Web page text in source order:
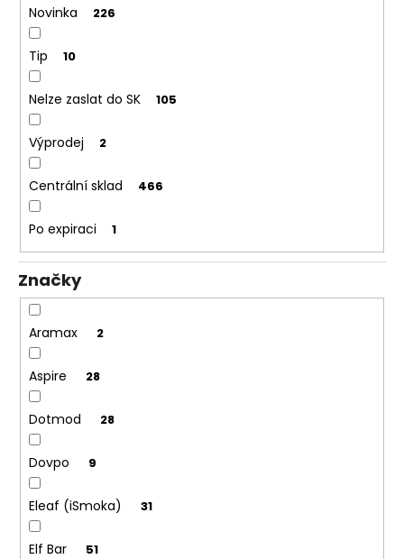
Novinka 226
Tip 10
Nelze zaslat do SK 105
Výprodej 2
Centrální sklad 466
Po expiraci 1
Značky
Aramax 2
Aspire 28
Dotmod 28
Dovpo 9
Eleaf (iSmoka) 31
Elf Bar 51
u
m
BÁZE
FIFTY
BOOSTER
IMPERIA
5X10ML
20MG
602
Kč
Původně:
649
Kč